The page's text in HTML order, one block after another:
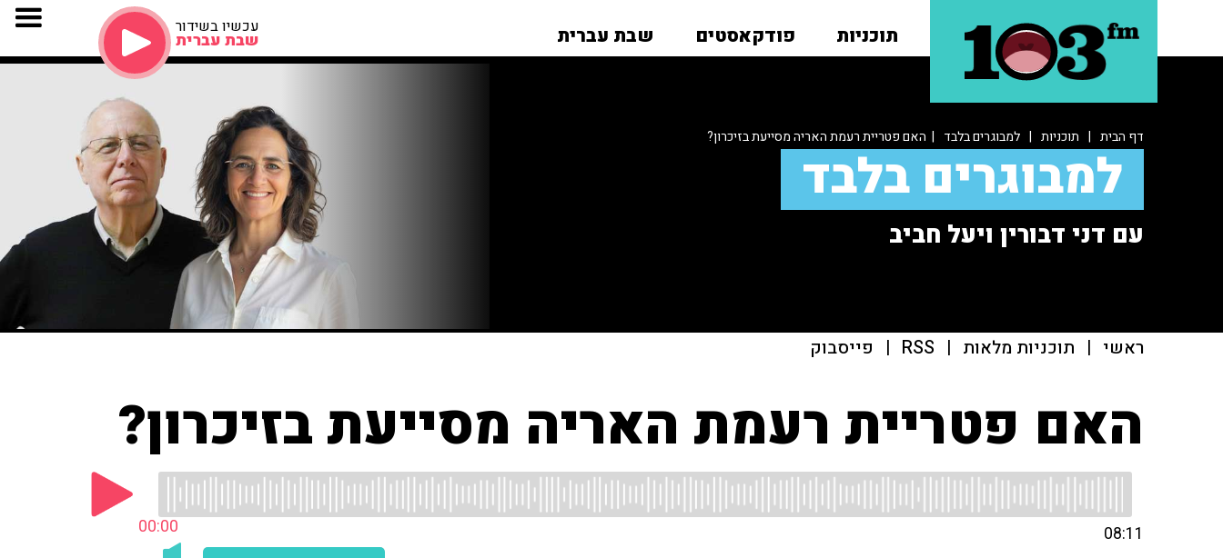
תוכניות פודקאסטים שבת עברית עכשיו בשידור
שבת עברית
דף הבית | תוכניות | למבוגרים בלבד | האם פטריית רעמת האריה מסייעת בזיכרון?
למבוגרים בלבד
עם דני דבורין ויעל חביב
ראשי | תוכניות מלאות |
RSS
| פייסבוק
האם פטריית רעמת האריה מסייעת בזיכרון?
00:00 08:11